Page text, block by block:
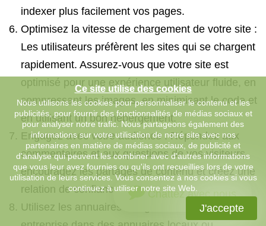
indexer plus facilement vos pages.
Optimisez la vitesse de chargement de votre site :
Les utilisateurs préfèrent les sites qui se chargent
rapidement. Assurez-vous que votre site est
optimisé pour une expérience utilisateur fluide, en
compressant les images, en minimisant le code et
en utilisant un bon hébergement.
Engagez avec votre audience : Répondez aux
commentaires et aux questions de vos visiteurs,
encouragez les partages de contenu et créez une
relation de confiance avec votre audience.
Utilisez les annuaires en ligne : Inscrivez votre
Chattez avec nous
Ce site utilise des cookies
Nous utilisons les cookies pour personnaliser le contenu et les
publicités, pour fournir des fonctionnalités de médias sociaux et
pour analyser notre trafic. Nous partageons également des
informations sur votre utilisation de notre site avec nos
partenaires en matière de médias sociaux, de publicité et
d'analyse qui peuvent les combiner avec d'autres informations
que vous leur avez fournies ou qu'ils ont recueillies lors de votre
utilisation de leurs services. Vous consentez à nos cookies si vous
continuez à utiliser notre site Web.
J'accepte